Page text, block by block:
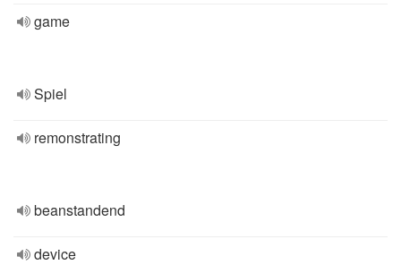
game
Spiel
remonstrating
beanstandend
device